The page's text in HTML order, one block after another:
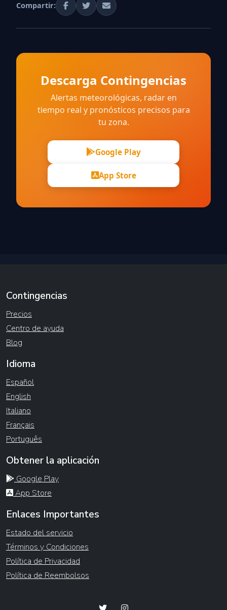
Compartir:
Descarga Contingencias
Alertas meteorológicas, radar en
tiempo real y pronósticos precisos para
tu zona.
Google Play
App Store
Contingencias
Precios
Centro de ayuda
Blog
Idioma
Español
English
Italiano
Français
Português
Obtener la aplicación
Google Play
App Store
Enlaces Importantes
Estado del servicio
Términos y Condiciones
Política de Privacidad
Política de Reembolsos